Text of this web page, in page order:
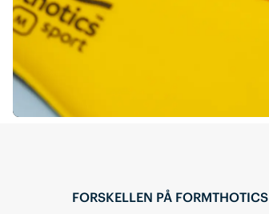
FORSKELLEN PÅ FORMTHOTICS